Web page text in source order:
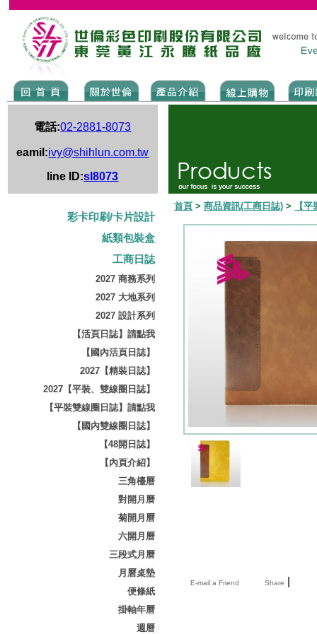
電話:02-2881-8073
eamil:ivy@shihlun.com.tw
line ID:sl8073
彩卡印刷/卡片設計
紙類包裝盒
工商日誌
2027 商務系列
2027 大地系列
2027 設計系列
【活頁日誌】請點我
【國內活頁日誌】
2027【精裝日誌】
2027【平裝、雙線圈日誌】
【平裝雙線圈日誌】請點我
【國內雙線圈日誌】
【48開日誌】
【內頁介紹】
三角檯曆
對開月曆
菊開月曆
六開月曆
三段式月曆
月曆桌墊
便條紙
掛軸年曆
週曆
首頁 > 商品資訊(工商日誌) > 【
E-mail a Friend Share